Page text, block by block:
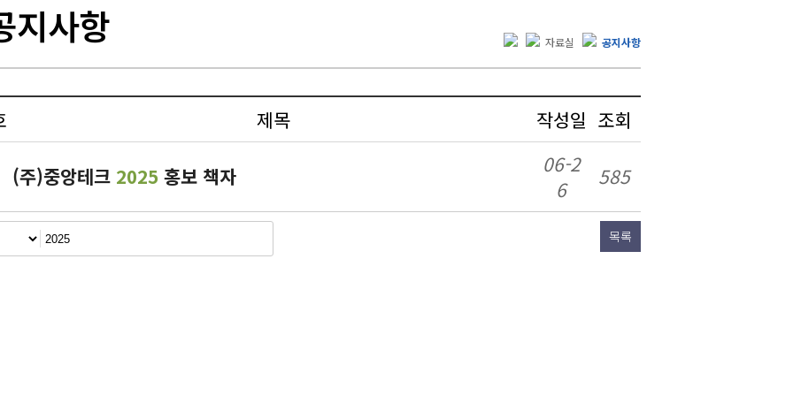
사항 자료실 공지사항
제목 작성일 조회
(주)중앙테크 2025 홍보 책자
06-2
6
585
목록